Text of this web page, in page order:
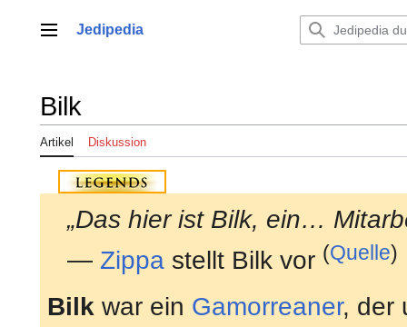
springenHauptmenü
Jedipedia
Bilk
Artikel Diskussion
„Das hier ist Bilk, ein…
— Zippa stellt Bilk vor (Quelle)
Bilk war ein Gamorreaner, der